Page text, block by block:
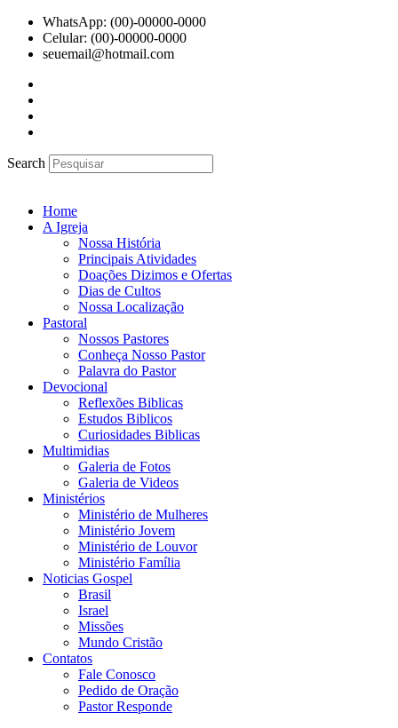
para
WhatsApp: (00)-00000-0000
Celular: (00)-00000-0000
seuemail@hotmail.com
Search
Home
A Igreja
Nossa História
Principais Atividades
Doações Dizimos e Ofertas
Dias de Cultos
Nossa Localização
Pastoral
Nossos Pastores
Conheça Nosso Pastor
Palavra do Pastor
Devocional
Reflexões Biblicas
Estudos Biblicos
Curiosidades Biblicas
Multimidias
Galeria de Fotos
Galeria de Videos
Ministérios
Ministério de Mulheres
Ministério Jovem
Ministério de Louvor
Ministério Família
Noticias Gospel
Brasil
Israel
Missões
Mundo Cristão
Contatos
Fale Conosco
Pedido de Oração
Pastor Responde